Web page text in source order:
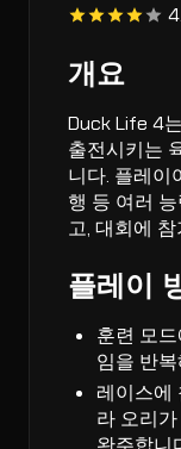
개요
Duck Life 4
출전시키는
니다. 플레이
행 등 여러
고, 대회에
플레이
훈련 모
임을 반
레이스에
라 오리